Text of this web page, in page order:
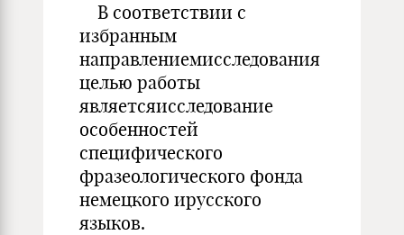
В соответствии с
избранным
направлениемисследования
целью работы
являетсяисследование
особенностей
специфического
фразеологического фонда
немецкого ирусского
языков.